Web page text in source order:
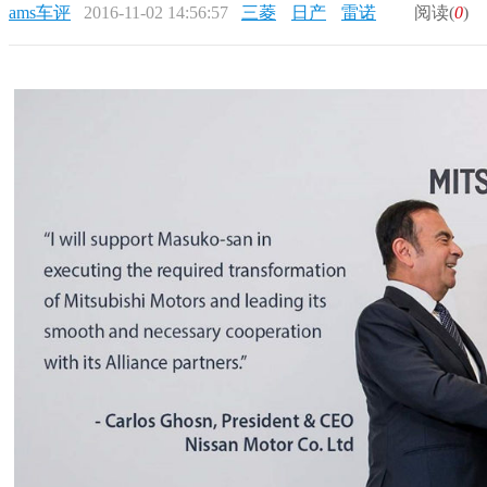
ams车评 2016-11-02 14:56:57 三菱 日产 雷诺 阅读(0)